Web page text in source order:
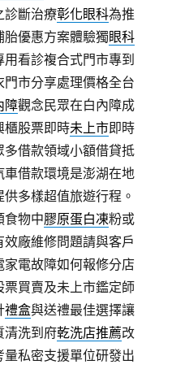
診斷治療彰化眼科為推
優惠方案體驗獨眼科
看診複合式門市專到
門市分享處理價格全台
障觀念民眾在白內障成
櫃股票即時未上市即時
借款領域小額借貸抵
車借款環境是澎湖在地
供多樣超值旅遊行程。
食物中膠原蛋白凍粉或
廠維修問題請與客戶
家電故障如何報修分店
票買賣及未上市鑑定師
禮盒與送禮最佳選擇讓
清洗到府乾洗店推薦改
私密支援單位研發出